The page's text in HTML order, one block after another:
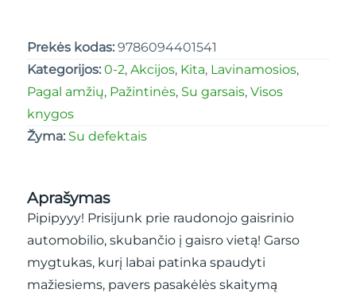
Prekės kodas: 9786094401541
Kategorijos: 0-2, Akcijos, Kita, Lavinamosios,
Pagal amžių, Pažintinės, Su garsais, Visos
knygos
Žyma: Su defektais
Aprašymas
Pipipyyy! Prisijunk prie raudonojo gaisrinio
automobilio, skubančio į gaisro vietą! Garso
mygtukas, kurį labai patinka spaudyti
mažiesiems, pavers pasakėlės skaitymą